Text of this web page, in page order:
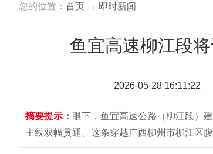
您的位置： 首页 → 即时新闻
鱼宜高速柳江段
2026-05-28
摘要提示： 眼下，鱼宜高速公路（柳江段）
主线双幅贯通。这条穿越广西柳州市柳江区